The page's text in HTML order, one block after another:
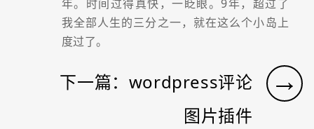
年。时间过得真快，一眨眼。9年，超过了
我全部人生的三分之一，就在这么个小岛上
度过了。
→
下一篇：wordpress评论
图片插件